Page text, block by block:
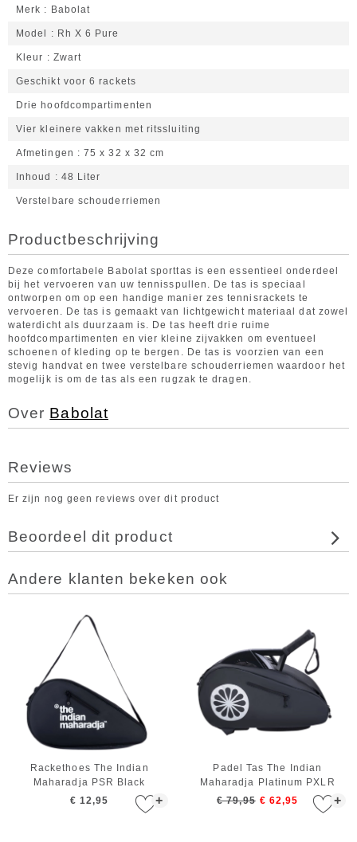
Merk Babolat
Model Rh X 6 Pure
Kleur Zwart
Geschikt voor 6 rackets
Drie hoofdcompartimenten
Vier kleinere vakken met ritssluiting
Afmetingen 75 x 32 x 32 cm
Inhoud 48 Liter
Verstelbare schouderriemen
Productbeschrijving
Deze comfortabele Babolat sporttas is een essentieel onderdeel
bij het vervoeren van uw tennisspullen. De tas is speciaal
ontworpen om op een handige manier zes tennisrackets te
vervoeren. De tas is gemaakt van lichtgewicht materiaal dat zowel
waterdicht als duurzaam is. De tas heeft drie ruime
hoofdcompartimenten en vier kleine zijvakken om eventueel
schoenen of kleding op te bergen. De tas is voorzien van een
stevig handvat en twee verstelbare schouderriemen waardoor het
mogelijk is om de tas als een rugzak te dragen.
Over Babolat
Reviews
Er zijn nog geen reviews over dit product
Beoordeel dit product
Andere klanten bekeken ook
+
Rackethoes The Indian
Maharadja PSR Black
€ 12,95
+
Padel Tas The Indian
Maharadja Platinum PXLR
Black 40L
€ 79,95 € 62,95